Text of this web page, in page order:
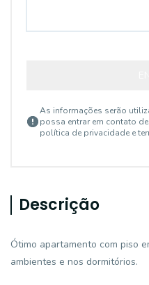
As informações serão
possa entrar em contato
política de privacidade e
Descrição
Ótimo apartamento com piso
ambientes e nos dormitórios.